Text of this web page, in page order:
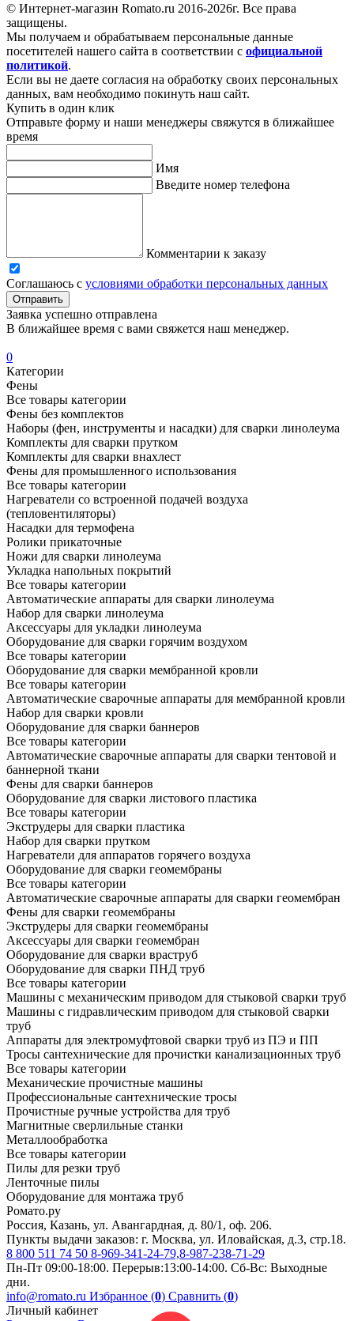
© Интернет-магазин Romato.ru 2016-2026г. Все права
защищены.
Мы получаем и обрабатываем персональные данные
посетителей нашего сайта в соответствии с официальной
политикой.
Если вы не даете согласия на обработку своих персональных
данных, вам необходимо покинуть наш сайт.
Купить в один клик
Отправьте форму и наши менеджеры свяжутся в ближайшее
время
Имя
Введите номер телефона
Комментарии к заказу
Соглашаюсь с условиями обработки персональных данных
Отправить
Заявка успешно отправлена
В ближайшее время с вами свяжется наш менеджер.
0
Категории
Фены
Все товары категории
Фены без комплектов
Наборы (фен, инструменты и насадки) для сварки линолеума
Комплекты для сварки прутком
Комплекты для сварки внахлест
Фены для промышленного использования
Все товары категории
Нагреватели со встроенной подачей воздуха
(тепловентиляторы)
Насадки для термофена
Ролики прикаточные
Ножи для сварки линолеума
Укладка напольных покрытий
Все товары категории
Автоматические аппараты для сварки линолеума
Набор для сварки линолеума
Аксессуары для укладки линолеума
Оборудование для сварки горячим воздухом
Все товары категории
Оборудование для сварки мембранной кровли
Все товары категории
Автоматические сварочные аппараты для мембранной кровли
Набор для сварки кровли
Оборудование для сварки баннеров
Все товары категории
Автоматические сварочные аппараты для сварки тентовой и
баннерной ткани
Фены для сварки баннеров
Оборудование для сварки листового пластика
Все товары категории
Экструдеры для сварки пластика
Набор для сварки прутком
Нагреватели для аппаратов горячего воздуха
Оборудование для сварки геомембраны
Все товары категории
Автоматические сварочные аппараты для сварки геомембран
Фены для сварки геомембраны
Экструдеры для сварки геомембраны
Аксессуары для сварки геомембран
Оборудование для сварки враструб
Оборудование для сварки ПНД труб
Все товары категории
Машины с механическим приводом для стыковой сварки труб
Машины с гидравлическим приводом для стыковой сварки
труб
Аппараты для электромуфтовой сварки труб из ПЭ и ПП
Тросы сантехнические для прочистки канализационных труб
Все товары категории
Механические прочистные машины
Профессиональные сантехнические тросы
Прочистные ручные устройства для труб
Магнитные сверлильные станки
Металлообработка
Все товары категории
Пилы для резки труб
Ленточные пилы
Оборудование для монтажа труб
Ромато.ру
Россия, Казань, ул. Авангардная, д. 80/1, оф. 206.
Пункты выдачи заказов: г. Москва, ул. Иловайская, д.3, стр.18.
8 800 511 74 50 8-969-341-24-79,8-987-238-71-29
Пн-Пт 09:00-18:00. Перерыв:13:00-14:00. Сб-Вс: Выходные
дни.
info@romato.ru Избранное (0) Сравнить (0)
Личный кабинет